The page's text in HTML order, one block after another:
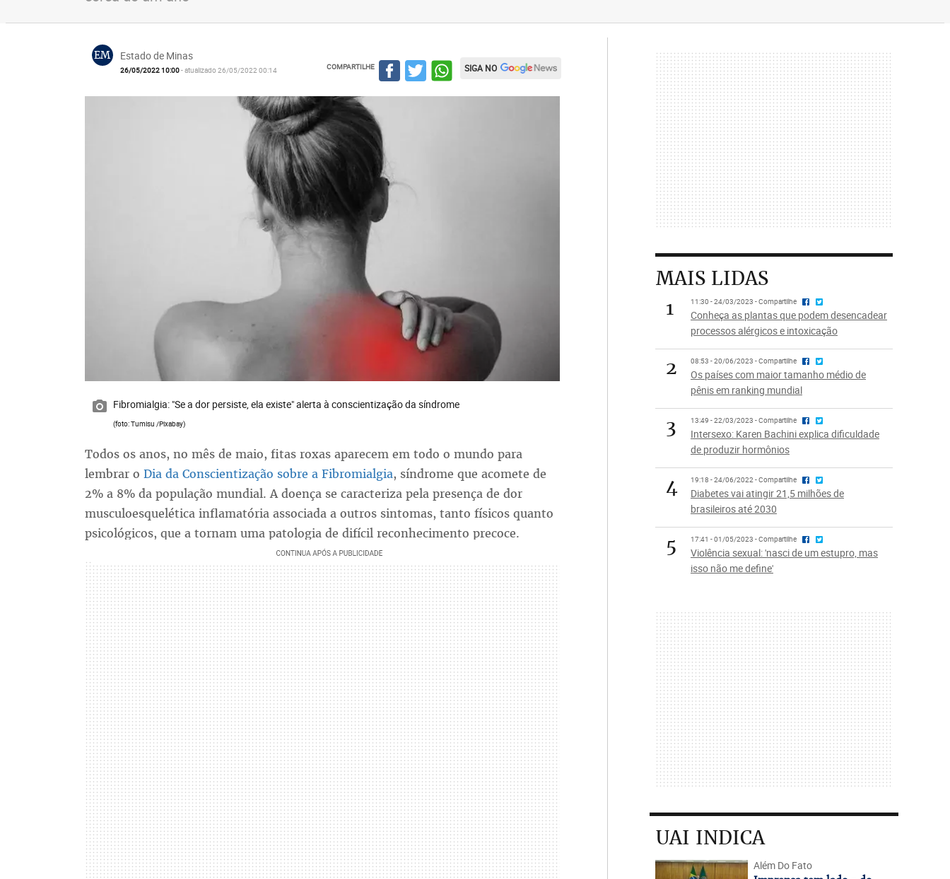
EM Estado de Minas
26/05/2022 10:00- atualizado 26/05/2022 00:14 COMPARTILHE SIGA NO
Fibromialgia: "Se a dor persiste, ela existe" alerta à conscientização da síndrome
(foto: Tumisu /Pixabay)
Todos os anos, no mês de maio, fitas roxas aparecem em todo o mundo para
lembrar o Dia da Conscientização sobre a Fibromialgia, síndrome que acomete de
2% a 8% da população mundial. A doença se caracteriza pela presença de dor
musculoesquelética inflamatória associada a outros sintomas, tanto físicos quanto
psicológicos, que a tornam uma patologia de difícil reconhecimento precoce.
MAIS LIDAS
1
11:30 - 24/03/2023 - Compartilhe
Conheça as plantas que podem desencadear
processos alérgicos e intoxicação
2 08:53 - 20/06/2023 - Compartilhe
Os países com maior tamanho médio de
pênis em ranking mundial
3 13:49 - 22/03/2023 - Compartilhe
Intersexo: Karen Bachini explica dificuldade
de produzir hormônios
4 19:18 - 24/06/2022 - Compartilhe
Diabetes vai atingir 21,5 milhões de
brasileiros até 2030
5 17:41 - 01/05/2023 - Compartilhe
Violência sexual: 'nasci de um estupro, mas
isso não me define'
UAI INDICA
Além Do Fato